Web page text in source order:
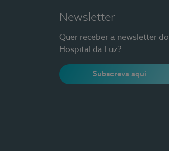
Newsletter
Quer receber a newsletter do
Hospital da Luz?
Subscreva aqui